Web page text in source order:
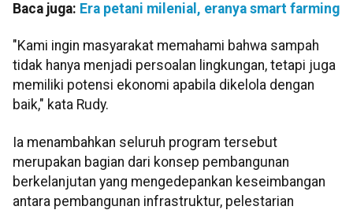
Baca juga: Era petani milenial, eranya smart farming
"Kami ingin masyarakat memahami bahwa sampah
tidak hanya menjadi persoalan lingkungan, tetapi juga
memiliki potensi ekonomi apabila dikelola dengan
baik," kata Rudy.
Ia menambahkan seluruh program tersebut
merupakan bagian dari konsep pembangunan
berkelanjutan yang mengedepankan keseimbangan
antara pembangunan infrastruktur, pelestarian